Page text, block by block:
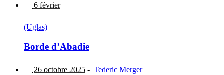
6 février
(Uglas)
Borde d’Abadie
26 octobre 2025 - Tederic Merger